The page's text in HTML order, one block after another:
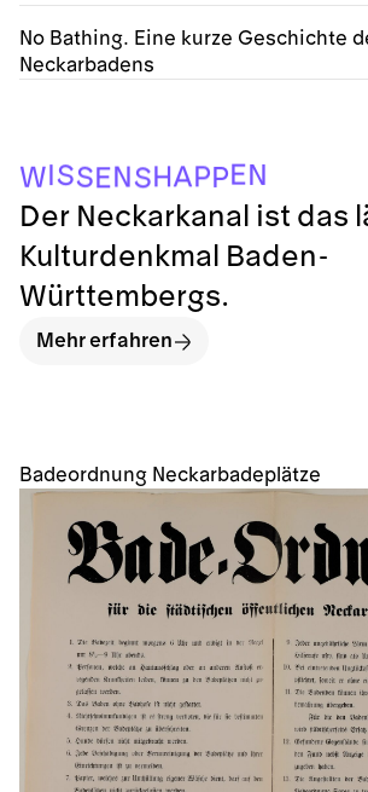
No Bathing. Eine kurze Geschichte
Neckarbadens
Badeordnung Neckarbadeplätze
WISSENSHAPPEN
Der Neckarkanal ist das
Kulturdenkmal Baden-
Württembergs.
Mehr erfahren